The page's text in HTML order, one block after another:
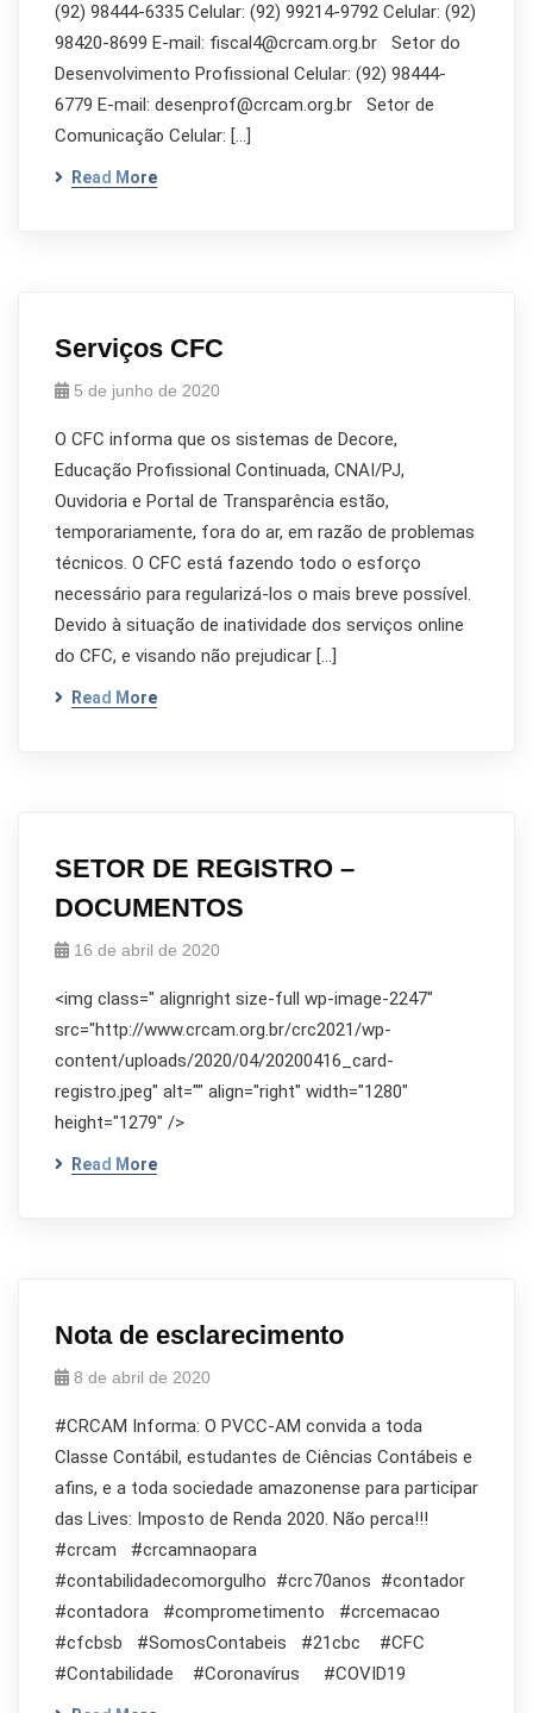
(92) 98444-6335 Celular: (92) 99214-9792 Celular: (92)
98420-8699 E-mail: fiscal4@crcam.org.br Setor do
Desenvolvimento Profissional Celular: (92) 98444-
6779 E-mail: desenprof@crcam.org.br Setor de
Comunicação Celular: […]
Read More
Serviços CFC
5 de junho de 2020
O CFC informa que os sistemas de Decore,
Educação Profissional Continuada, CNAI/PJ,
Ouvidoria e Portal de Transparência estão,
temporariamente, fora do ar, em razão de problemas
técnicos. O CFC está fazendo todo o esforço
necessário para regularizá-los o mais breve possível.
Devido à situação de inatividade dos serviços online
do CFC, e visando não prejudicar […]
Read More
SETOR DE REGISTRO –
DOCUMENTOS
16 de abril de 2020
<img class=" alignright size-full wp-image-2247"
src="http://www.crcam.org.br/crc2021/wp-
content/uploads/2020/04/20200416_card-
registro.jpeg" alt="" align="right" width="1280"
height="1279" />
Read More
Nota de esclarecimento
8 de abril de 2020
#CRCAM Informa: O PVCC-AM convida a toda
Classe Contábil, estudantes de Ciências Contábeis e
afins, e a toda sociedade amazonense para participar
das Lives: Imposto de Renda 2020. Não perca!!!
#crcam #crcamnaopara
#contabilidadecomorgulho #crc70anos #contador
#contadora #comprometimento #crcemacao
#cfcbsb #SomosContabeis #21cbc #CFC
#Contabilidade #Coronavírus #COVID19